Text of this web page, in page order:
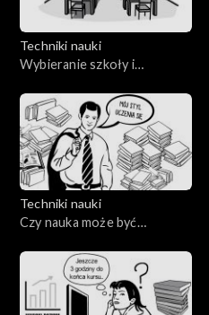
Techniki nauki
Wybieranie szkoły i
Techniki nauki
Czy nauka może być